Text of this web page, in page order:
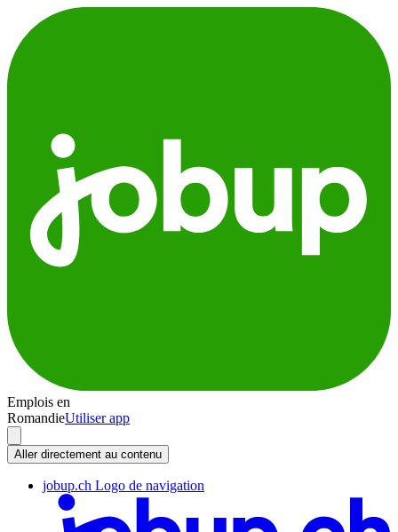
Emplois en
RomandieUtiliser app
Aller directement au contenu
jobup.ch Logo de navigation